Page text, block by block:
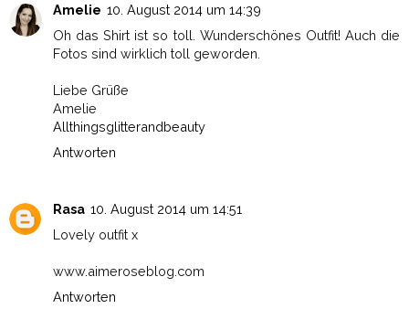
Amelie 10. August 2014 um 14:39
Oh das Shirt ist so toll. Wunderschönes Outfit! Auch die
Fotos sind wirklich toll geworden.
Liebe Grüße
Amelie
Allthingsglitterandbeauty
Antworten
Rasa 10. August 2014 um 14:51
Lovely outfit x
www.aimeroseblog.com
Antworten